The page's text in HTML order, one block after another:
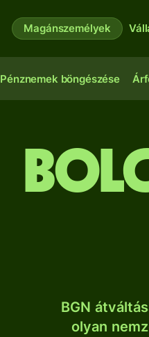
Magánszemélyek
Pénznemek böngészése
BGN
olyan